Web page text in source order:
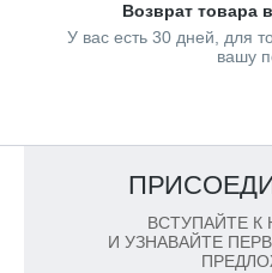
Возврат товара
У вас есть 30 дней, для
вашу
ВСТУПАЙТЕ К
И УЗНАВАЙТЕ